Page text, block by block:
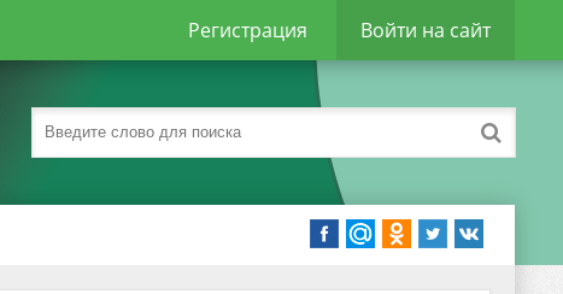
Регистрация Войти на сайт